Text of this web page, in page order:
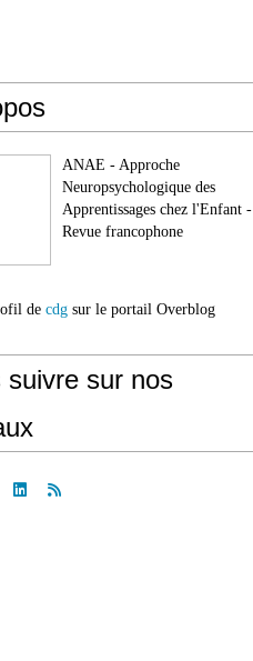
ANAE - Approche
Neuropsychologique des
Apprentissages chez l'Enfant -
Revue francophone
de cdg sur le portail Overblog
suivre sur nos